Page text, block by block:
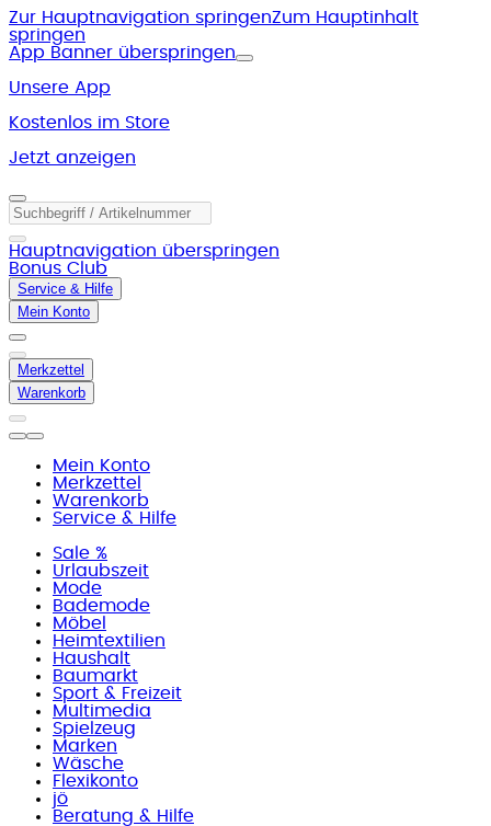
Zur Hauptnavigation springenZum Hauptinhalt
springen
App Banner überspringen
Unsere App
Kostenlos im Store
Jetzt anzeigen
Hauptnavigation überspringen
Bonus Club
Service & Hilfe
Mein Konto
Merkzettel
Warenkorb
Mein Konto
Merkzettel
Warenkorb
Service & Hilfe
Sale %
Urlaubszeit
Mode
Bademode
Möbel
Heimtextilien
Haushalt
Baumarkt
Sport & Freizeit
Multimedia
Spielzeug
Marken
Wäsche
Flexikonto
jö
Beratung & Hilfe